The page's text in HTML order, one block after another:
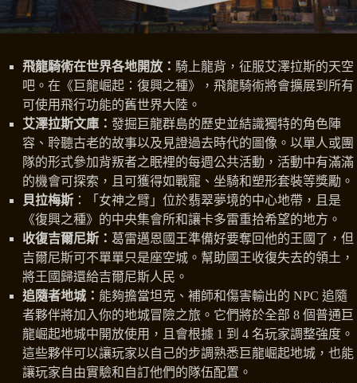
飛龍騎術在世界各地開放： 騎上龍背，征服艾澤拉斯的天空
吧。在《巨龍崛起：復興之種》，飛龍騎術將會擴展到所有
可使用飛行功能的舊世界大陸。
艾澤拉斯文庫： 發掘巨龍群島的歷史並結識獨特的角色陣
容、聆聽古老的故事以及見證過去時代的圖像。以單人或團
隊的形式參加背叛者之眠裡的每週公共活動，活動中有滿滿
的機會可探索，且可獲得如戰寵、坐騎和塑形套裝等獎勵。
貝拉梅斯 ：「女神之臂」位於翡翠夢境的中心地帶，且是
《復興之種》的中央集會所和讓卡多雷重拾希望的地方。
收復吉爾尼斯： 葛雷邁恩國王準備好要奪回他的王國了，但
吉爾尼斯可不單單只是座空城。幫助國王收復失去的領土，
將王國歸還給吉爾尼斯人民。
追隨者地城： 能夠擔當坦克、補師和傷害輸出的 NPC 追隨
者夥伴將加入你的地城冒險之旅。它們將於全部 8 個普通巨
龍崛起地城中開放使用，且會根據 1 到 4 名玩家調整強度。
這些夥伴可以讓玩家以自己的步調熟悉巨龍崛起地城，也能
讓玩家自由實驗和自訂他們的隊伍配置。